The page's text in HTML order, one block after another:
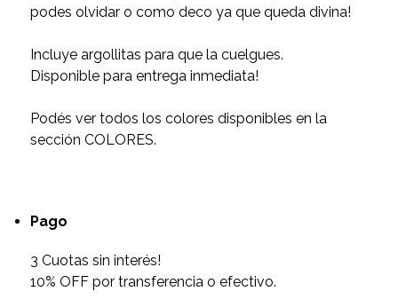
podes olvidar o como deco ya que queda divina!
Incluye argollitas para que la cuelgues.
Disponible para entrega inmediata!
Podés ver todos los colores disponibles en la
sección COLORES.
Pago
3 Cuotas sin interés!
10% OFF por transferencia o efectivo.